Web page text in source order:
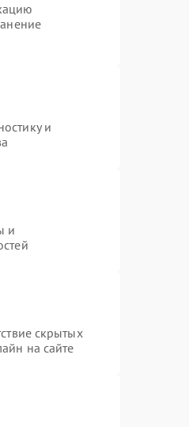
и
и
скрытых
на сайте